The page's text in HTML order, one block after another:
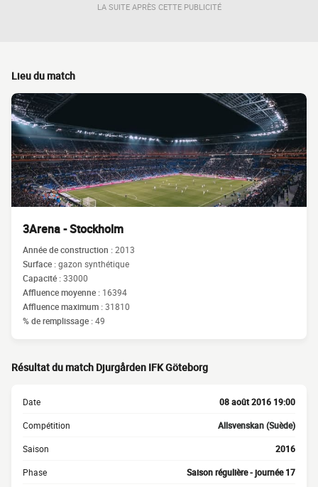
LA SUITE APRÈS CETTE PUBLICITÉ
Lieu du match
3Arena - Stockholm
Année de construction :2013
Surface :gazon synthétique
Capacité :33000
Affluence moyenne : 16394
Affluence maximum :31810
% de remplissage :49
Résultat du match Djurgården IFK Göteborg
Date 08 août 2016 19:00
Compétition Allsvenskan (Suède)
Saison 2016
Phase Saison régulière - journée 17